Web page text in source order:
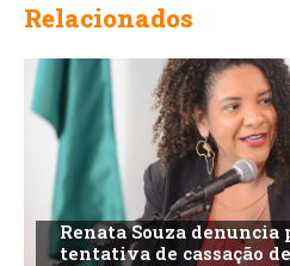
Relacionados
Renata Souza denuncia
tentativa de cassação